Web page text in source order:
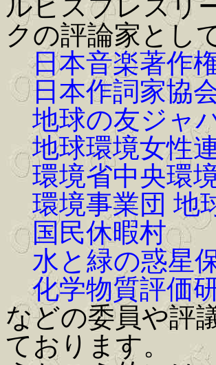
ルビスプレスリ
クの評論家とし
日本音楽著作
日本作詞家協
地球の友ジャ
地球環境女性
環境省中央環
環境事業団 地
国民休暇村
水と緑の惑星
化学物質評価
などの委員や評
ております。